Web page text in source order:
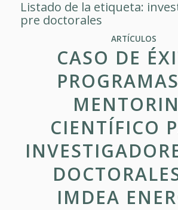
Listado de la etiqueta:
pre doctorales
ARTÍCULOS
CASO DE
CIENTÍFICO
IMDEA